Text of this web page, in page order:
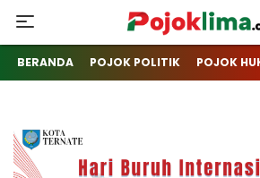
pojoklima.com
Mojokin
BERANDA POJOK POLITIK POJOK